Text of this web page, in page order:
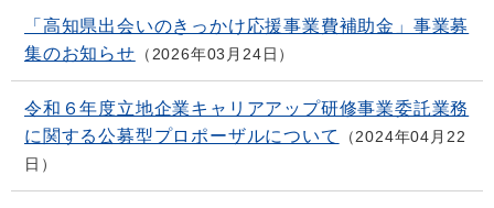
「高知県出会いのきっかけ応援事業費補助金」事業募
集のお知らせ
2026年03月24日
令和６年度立地企業キャリアアップ研修事業委託業務
に関する公募型プロポーザルについて
2024年04月22
日